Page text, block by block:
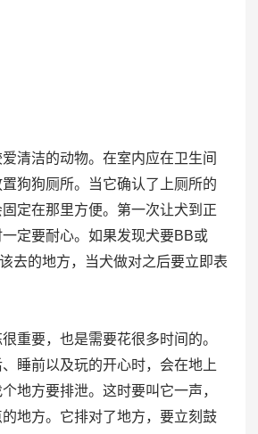
洁的动物。在室内应在卫生间
狗狗厕所。当它确认了上厕所的
定在那里方便。第一次让犬到正
定要耐心。如果发现犬要BB或
去的地方，当犬做对之后要立即表
要，也是需要花很多时间的。
睡前以及玩的开心时，会在地上
地方要排泄。这时要叫它一声，
地方。它排对了地方，要立刻鼓